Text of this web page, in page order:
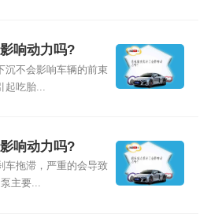
响动力吗?
沉不会影响车辆的前束
吃胎...
响动力吗?
车拖滞，严重的会导致
主要...